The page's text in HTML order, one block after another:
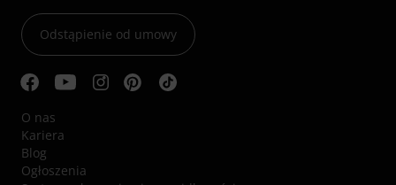
Odstąpienie od umowy
O nas
Kariera
Blog
Ogłoszenia